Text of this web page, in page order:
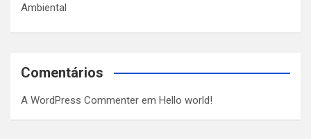
Ambiental
Comentários
A WordPress Commenter em Hello world!